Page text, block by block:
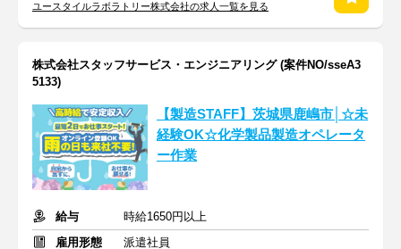
ユースタイルラボラトリー株式会社の求人一覧を見る
株式会社スタッフサービス・エンジニアリング (案件NO/sseA3
5133)
【製造STAFF】茨城県鹿嶋市│☆未
経験OK☆化学製品製造オペレータ
ー作業
給与
時給1650円以上
雇用形態
派遣社員